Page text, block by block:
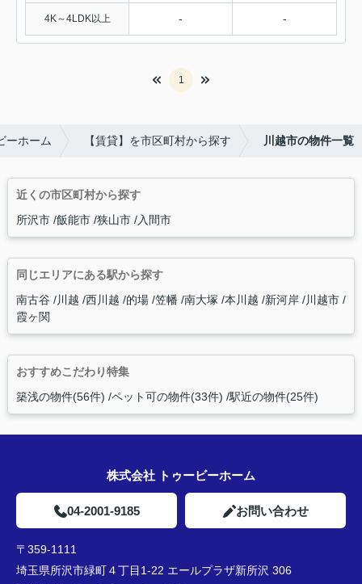
4K～4LDK以上 - -
1
ーホーム 【賃貸】を市区町村から探す 川越市の物件一覧
近くの市区町村から探す
所沢市 飯能市 狭山市 入間市
同じエリアにある駅から探す
南古谷 川越 西川越 的場 笠幡 南大塚 本川越 新河岸 川越市
霞ヶ関
おすすめこだわり特集
築浅の物件(56件) ペット可の物件(33件) 駅近の物件(25件)
株式会社 トゥービーホーム
04-2001-9185 お問い合わせ
〒359-1111
埼玉県所沢市緑町４丁目1-22 エールプラザ新所沢 306